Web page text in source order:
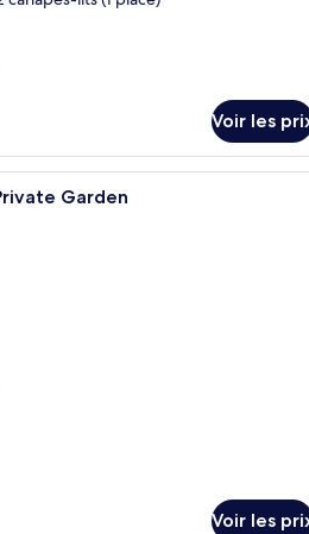
Voir les
Une chambre avec un grand
Garden
Voir les